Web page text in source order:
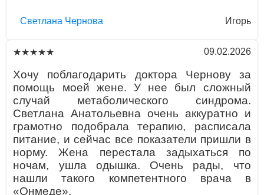
Светлана Чернова Игорь
★★★★★ 09.02.2026
Хочу поблагодарить доктора Чернову за
помощь моей жене. У нее был сложный
случай метаболического синдрома.
Светлана Анатольевна очень аккуратно и
грамотно подобрала терапию, расписала
питание, и сейчас все показатели пришли в
норму. Жена перестала задыхаться по
ночам, ушла одышка. Очень рады, что
нашли такого компетентного врача в
«Онмеде».